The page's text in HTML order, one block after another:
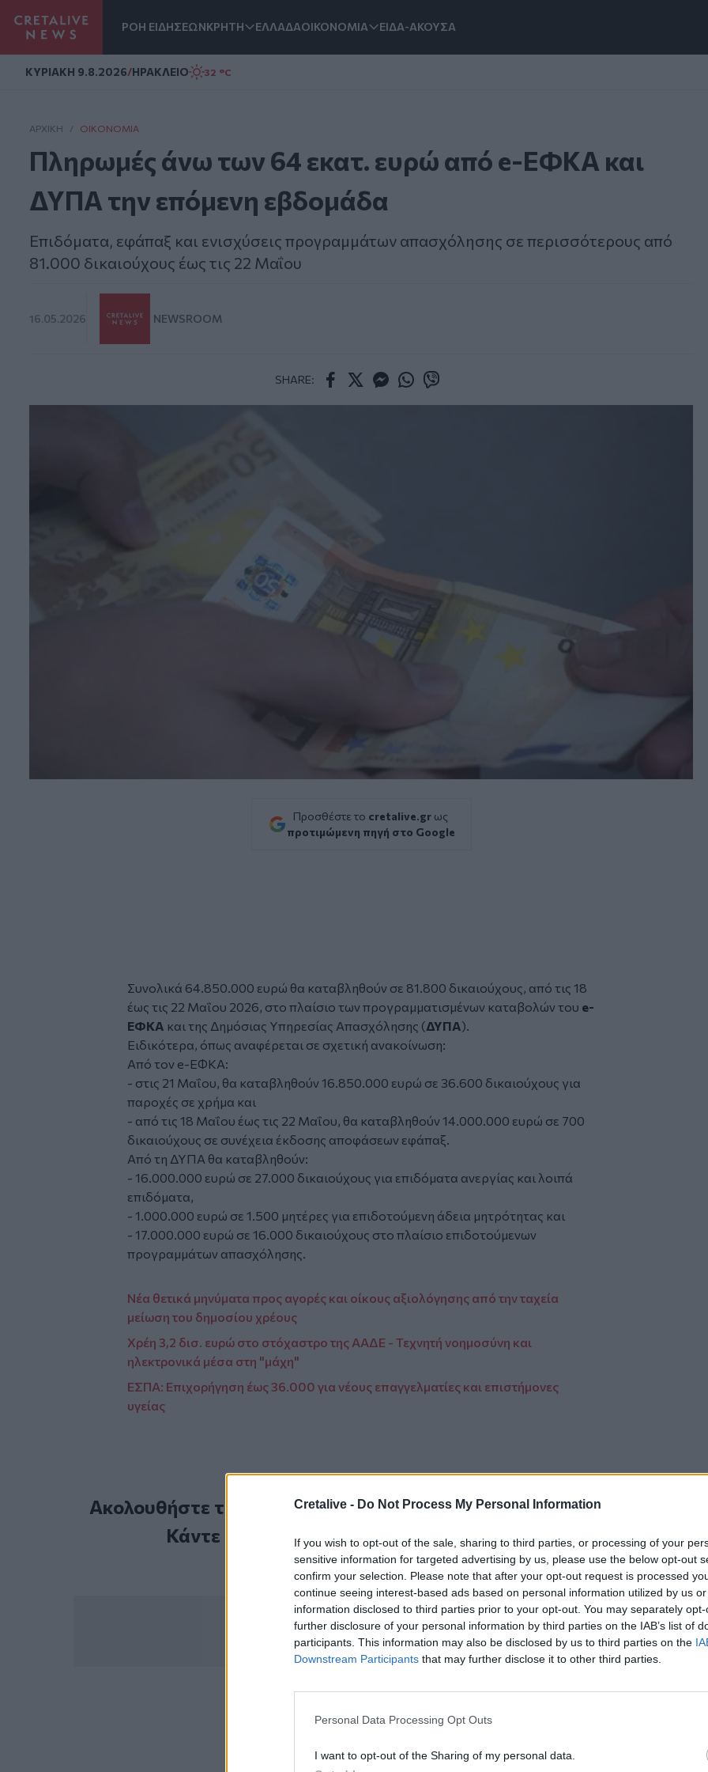
Cretalive - Do Not Process My Personal Information
If you wish to opt-out of the sale, sharing to third parties, or processing of your
sensitive information for targeted advertising by us, please use the below opt-out
confirm your selection. Please note that after your opt-out request is processed
continue seeing interest-based ads based on personal information utilized by us
information disclosed to third parties prior to your opt-out. You may separately
further disclosure of your personal information by third parties on the IAB’s list of
participants. This information may also be disclosed by us to third parties on the
Downstream Participants that may further disclose it to other third parties.
Personal Data Processing Opt Outs
I want to opt-out of the Sharing of my personal data.
ΡΟΗ ΕΙΔΗΣΕΩΝΚΡΗΤΗ ΕΛΛΑΔΑΟΙΚΟΝΟΜΙΑ ΕΙΔΑ-ΑΚΟΥΣΑ
ΚΥΡΙΑΚΗ 9.8.2026/ΗΡΑΚΛΕΙΟ 32 °C
ΑΡΧΙΚΗ / ΟΙΚΟΝΟΜΊΑ
Πληρωμές άνω των 64 εκατ. ευρώ από e-ΕΦΚΑ και
ΔΥΠΑ την επόμενη εβδομάδα
Επιδόματα, εφάπαξ και ενισχύσεις προγραμμάτων απασχόλησης σε περισσότερους από
81.000 δικαιούχους έως τις 22 Μαΐου
16.05.2026 NEWSROOM
SHARE:
Προσθέστε το cretalive.gr ως
προτιμώμενη πηγή στο Google
Συνολικά 64.850.000 ευρώ θα καταβληθούν σε 81.800 δικαιούχους, από τις 18
έως τις 22 Μαΐου 2026, στο πλαίσιο των προγραμματισμένων καταβολών του e-
ΕΦΚΑ και της Δημόσιας Υπηρεσίας Απασχόλησης (ΔΥΠΑ).
Ειδικότερα, όπως αναφέρεται σε σχετική ανακοίνωση:
Από τον e-ΕΦΚΑ:
- στις 21 Μαΐου, θα καταβληθούν 16.850.000 ευρώ σε 36.600 δικαιούχους για
παροχές σε χρήμα και
- από τις 18 Μαΐου έως τις 22 Μαΐου, θα καταβληθούν 14.000.000 ευρώ σε 700
δικαιούχους σε συνέχεια έκδοσης αποφάσεων εφάπαξ.
Από τη ΔΥΠΑ θα καταβληθούν:
- 16.000.000 ευρώ σε 27.000 δικαιούχους για επιδόματα ανεργίας και λοιπά
επιδόματα,
- 1.000.000 ευρώ σε 1.500 μητέρες για επιδοτούμενη άδεια μητρότητας και
- 17.000.000 ευρώ σε 16.000 δικαιούχους στο πλαίσιο επιδοτούμενων
προγραμμάτων απασχόλησης.
Νέα θετικά μηνύματα προς αγορές και οίκους αξιολόγησης από την ταχεία
μείωση του δημοσίου χρέους
Χρέη 3,2 δισ. ευρώ στο στόχαστρο της ΑΑΔΕ - Τεχνητή νοημοσύνη και
ηλεκτρονικά μέσα στη "μάχη"
ΕΣΠΑ: Επιχορήγηση έως 36.000 για νέους επαγγελματίες και επιστήμονες
υγείας
Ακολουθήστε το Cretalive στοGoogle Newsκαι στοFacebook
Κάντε εγγραφή στο κανάλι μας στοYouTube
e-ΕΦΚΑ
ΔΥΠΑ Πληρωμές